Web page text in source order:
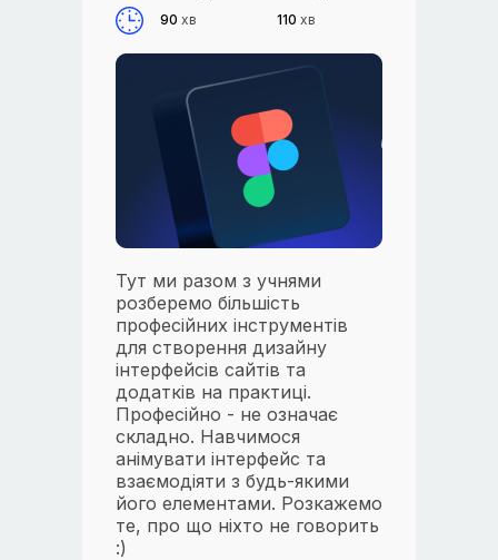
Тут ми разом з учнями
розберемо більшість
професійних інструментів
для створення дизайну
інтерфейсів сайтів та
додатків на практиці.
Професійно - не означає
складно. Навчимося
анімувати інтерфейс та
взаємодіяти з будь-якими
його елементами. Розкажемо
те, про що ніхто не говорить
:)
110 хв
90 хв